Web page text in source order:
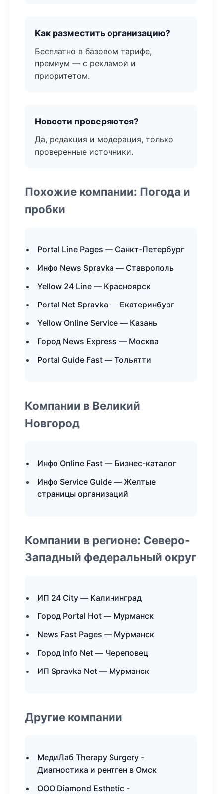
Как разместить организацию?
Бесплатно в базовом тарифе,
премиум — с рекламой и
приоритетом.
Новости проверяются?
Да, редакция и модерация, только
проверенные источники.
Похожие компании: Погода и
пробки
Portal Line Pages — Санкт-Петербург
Инфо News Spravka — Ставрополь
Yellow 24 Line — Красноярск
Portal Net Spravka — Екатеринбург
Yellow Online Service — Казань
Город News Express — Москва
Portal Guide Fast — Тольятти
Компании в Великий
Новгород
Инфо Online Fast — Бизнес-каталог
Инфо Service Guide — Желтые
страницы организаций
Компании в регионе: Северо-
Западный федеральный округ
ИП 24 City — Калининград
Город Portal Hot — Мурманск
News Fast Pages — Мурманск
Город Info Net — Череповец
ИП Spravka Net — Мурманск
Другие компании
МедиЛаб Therapy Surgery -
Диагностика и рентген в Омск
ООО Diamond Esthetic -